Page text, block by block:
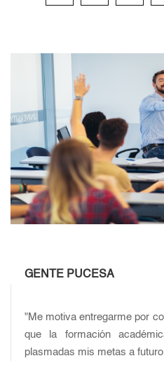
GENTE PUCESA
"Me motiva entregarme por
que la formación
plasmadas mis metas a